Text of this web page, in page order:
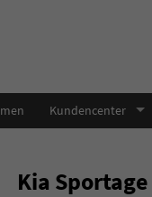
Kundencenter
Kia Sportage